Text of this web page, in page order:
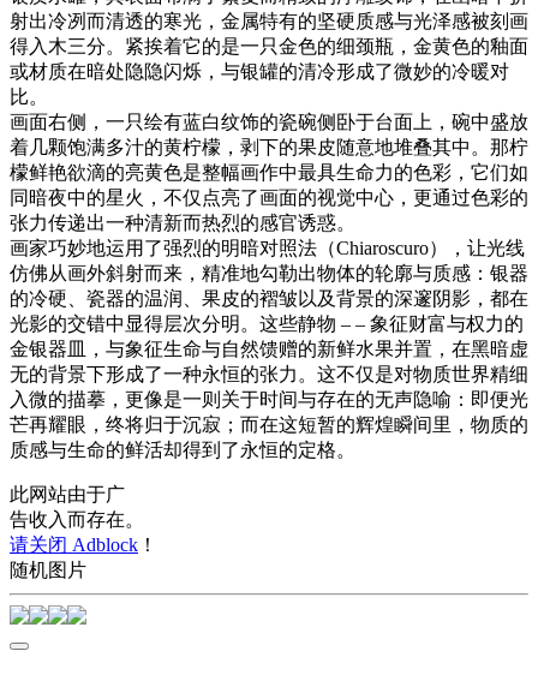
射出冷冽而清透的寒光，金属特有的坚硬质感与光泽感被刻画
得入木三分。紧挨着它的是一只金色的细颈瓶，金黄色的釉面
或材质在暗处隐隐闪烁，与银罐的清冷形成了微妙的冷暖对
比。
画面右侧，一只绘有蓝白纹饰的瓷碗侧卧于台面上，碗中盛放
着几颗饱满多汁的黄柠檬，剥下的果皮随意地堆叠其中。那柠
檬鲜艳欲滴的亮黄色是整幅画作中最具生命力的色彩，它们如
同暗夜中的星火，不仅点亮了画面的视觉中心，更通过色彩的
张力传递出一种清新而热烈的感官诱惑。
画家巧妙地运用了强烈的明暗对照法（Chiaroscuro），让光线
仿佛从画外斜射而来，精准地勾勒出物体的轮廓与质感：银器
的冷硬、瓷器的温润、果皮的褶皱以及背景的深邃阴影，都在
光影的交错中显得层次分明。这些静物 – – 象征财富与权力的
金银器皿，与象征生命与自然馈赠的新鲜水果并置，在黑暗虚
无的背景下形成了一种永恒的张力。这不仅是对物质世界精细
入微的描摹，更像是一则关于时间与存在的无声隐喻：即便光
芒再耀眼，终将归于沉寂；而在这短暂的辉煌瞬间里，物质的
质感与生命的鲜活却得到了永恒的定格。
此网站由于广
告收入而存在。
请关闭 Adblock ！
随机图片